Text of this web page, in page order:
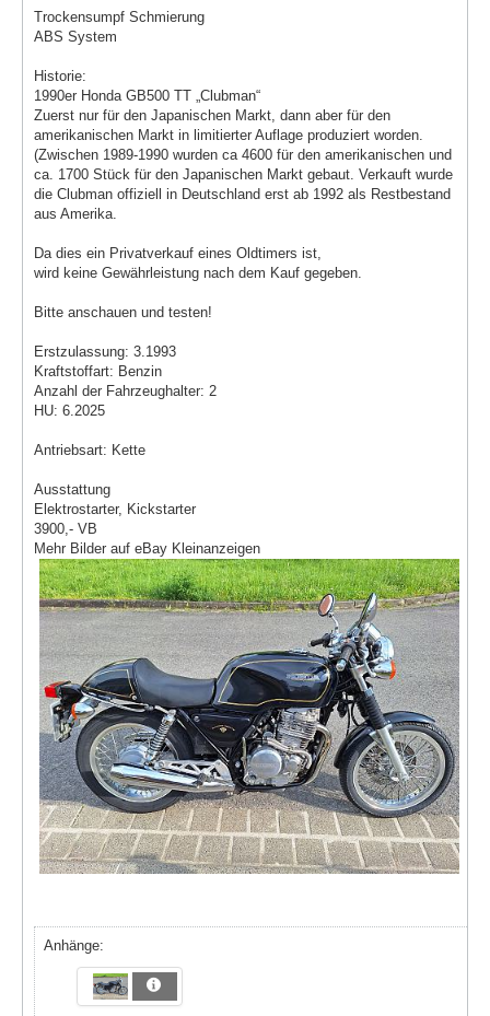
Trockensumpf Schmierung
ABS System
Historie:
1990er Honda GB500 TT „Clubman“
Zuerst nur für den Japanischen Markt, dann aber für den
amerikanischen Markt in limitierter Auflage produziert worden.
(Zwischen 1989-1990 wurden ca 4600 für den amerikanischen und
ca. 1700 Stück für den Japanischen Markt gebaut. Verkauft wurde
die Clubman offiziell in Deutschland erst ab 1992 als Restbestand
aus Amerika.
Da dies ein Privatverkauf eines Oldtimers ist,
wird keine Gewährleistung nach dem Kauf gegeben.
Bitte anschauen und testen!
Erstzulassung: 3.1993
Kraftstoffart: Benzin
Anzahl der Fahrzeughalter: 2
HU: 6.2025
Antriebsart: Kette
Ausstattung
Elektrostarter, Kickstarter
3900,- VB
Mehr Bilder auf eBay Kleinanzeigen
Anhänge: